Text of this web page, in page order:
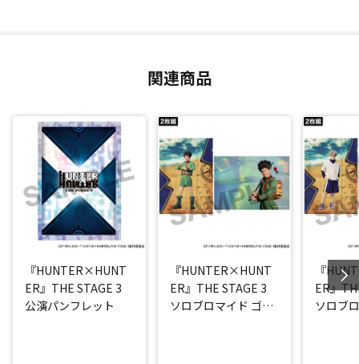
関連商品
『HUNTER×HUNT
ER』THE STAGE 3
公演パンフレット
『HUNTER×HUNT
ER』THE STAGE 3
ソロブロマイド ゴン
『
ER』
ソロブ